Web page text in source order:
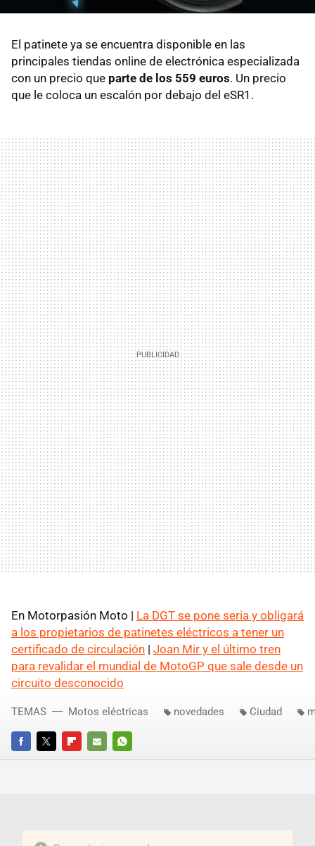
El patinete ya se encuentra disponible en las
principales tiendas online de electrónica especializada
con un precio que parte de los 559 euros. Un precio
que le coloca un escalón por debajo del eSR1.
En Motorpasión Moto | La DGT se pone seria y obligará
a los propietarios de patinetes eléctricos a tener un
certificado de circulación | Joan Mir y el último tren
para revalidar el mundial de MotoGP que sale desde un
circuito desconocido
FACEBOOKTWITTERFLIPBOARD
E-
WHATSAPP
TEMAS Motos eléctricas novedades Ciudad